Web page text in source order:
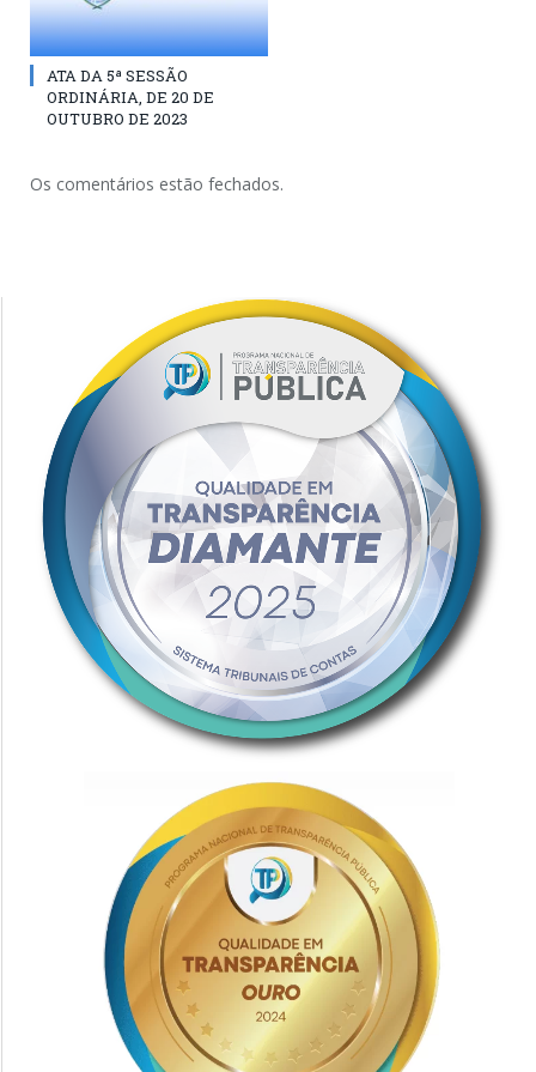
ATA DA 5ª SESSÃO
ORDINÁRIA, DE 20 DE
OUTUBRO DE 2023
Os comentários estão fechados.